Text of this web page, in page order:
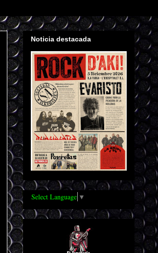
Noticia destacada
Select Language ▼